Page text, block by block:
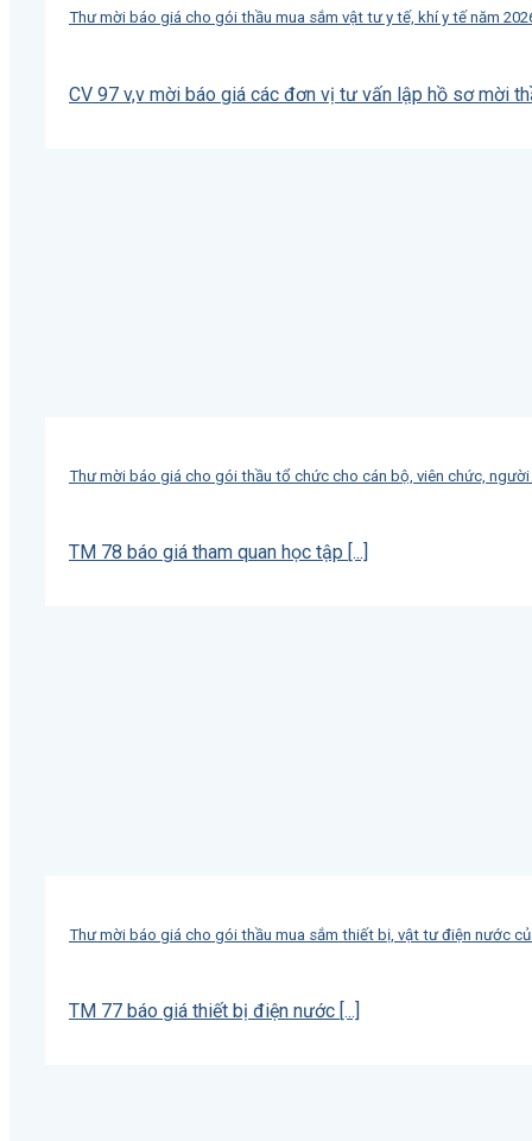
Thư mời báo giá cho gói thầu mua sắm vật tư y tế, khí y tế năm
CV 97 v,v mời báo giá các đơn vị tư vấn lập hồ sơ mời
Thư mời báo giá cho gói thầu tổ chức cho cán bộ, viên chức,
TM 78 báo giá tham quan học tập [...]
Thư mời báo giá cho gói thầu mua sắm thiết bị, vật tư điện nước
TM 77 báo giá thiết bị điện nước [...]